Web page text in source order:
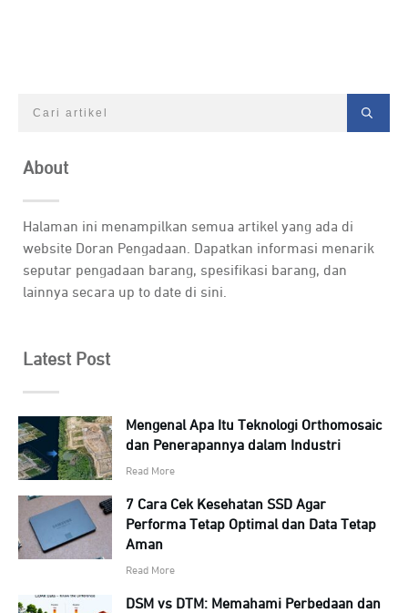
About
Halaman ini menampilkan semua artikel yang ada di
website Doran Pengadaan. Dapatkan informasi menarik
seputar pengadaan barang, spesifikasi barang, dan
lainnya secara up to date di sini.
Latest Post
Mengenal Apa Itu Teknologi Orthomosaic
dan Penerapannya dalam Industri
Read More
7 Cara Cek Kesehatan SSD Agar
Performa Tetap Optimal dan Data Tetap
Aman
Read More
DSM vs DTM: Memahami Perbedaan dan